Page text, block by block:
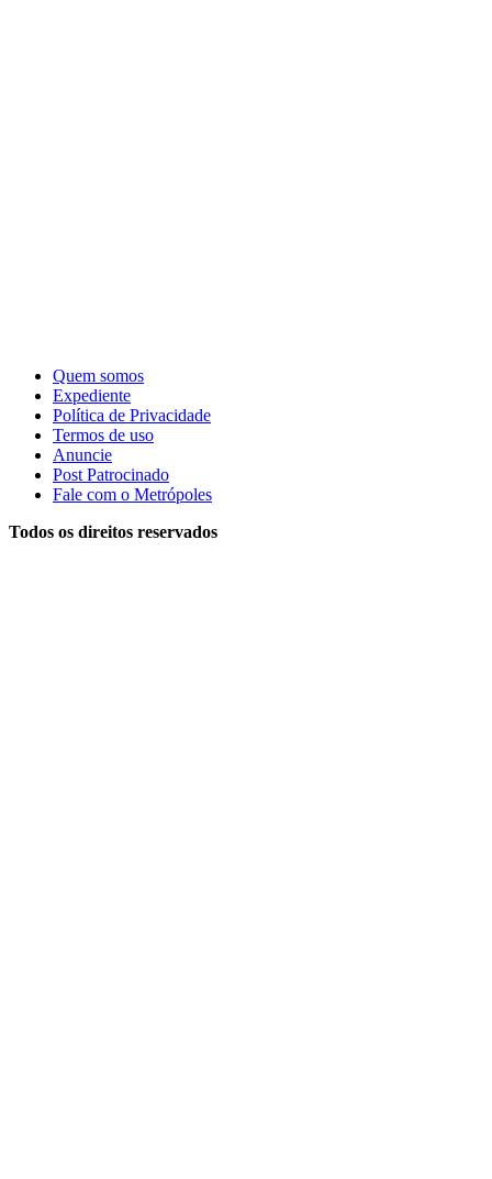
Quem somos
Expediente
Política de Privacidade
Termos de uso
Anuncie
Post Patrocinado
Fale com o Metrópoles
Todos os direitos reservados